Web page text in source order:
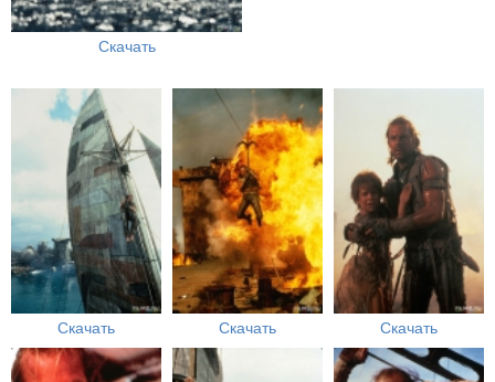
Скачать
Скачать Скачать Скачать